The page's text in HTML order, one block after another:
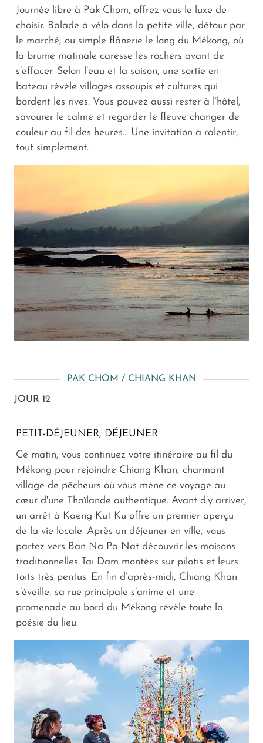
Journée libre à Pak Chom, offrez-vous le luxe de
choisir. Balade à vélo dans la petite ville, détour par
le marché, ou simple flânerie le long du Mékong, où
la brume matinale caresse les rochers avant de
s’effacer. Selon l’eau et la saison, une sortie en
bateau révèle villages assoupis et cultures qui
bordent les rives. Vous pouvez aussi rester à l’hôtel,
savourer le calme et regarder le fleuve changer de
couleur au fil des heures… Une invitation à ralentir,
tout simplement.
PAK CHOM / CHIANG KHAN
JOUR 12
PETIT-DÉJEUNER, DÉJEUNER
Ce matin, vous continuez votre itinéraire au fil du
Mékong pour rejoindre Chiang Khan, charmant
village de pêcheurs où vous mène ce voyage au
cœur d'une Thaïlande authentique. Avant d’y arriver,
un arrêt à Kaeng Kut Ku offre un premier aperçu
de la vie locale. Après un déjeuner en ville, vous
partez vers Ban Na Pa Nat découvrir les maisons
traditionnelles Tai Dam montées sur pilotis et leurs
toits très pentus. En fin d’après-midi, Chiang Khan
s’éveille, sa rue principale s’anime et une
promenade au bord du Mékong révèle toute la
poésie du lieu.